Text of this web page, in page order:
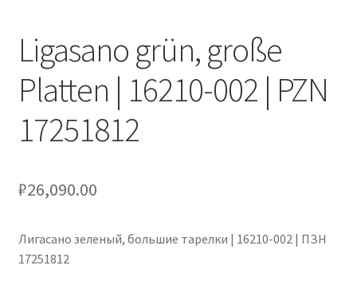
Скидки
Сотрудничество
Ligasano grün, große
Platten | 16210-002 | PZN
17251812
₽26,090.00
Лигасано зеленый, большие тарелки | 16210-002 | ПЗН
17251812